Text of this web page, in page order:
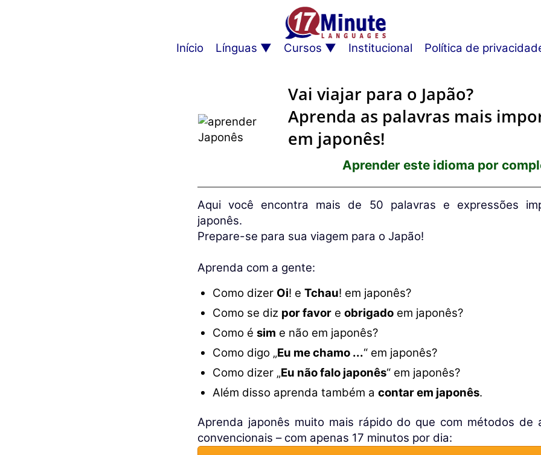
Início Línguas Cursos Institucional Política de
Vai viajar para o Japão?
Aprenda as palavras mais
em japonês!
Aprender este idioma por
Aqui você encontra mais de 50 palavras e expressões
japonês.
Prepare-se para sua viagem para o Japão!
Aprenda com a gente:
Como dizer Oi! e Tchau! em japonês?
Como se diz por favor e obrigado em japonês?
Como é sim e não em japonês?
Como digo „Eu me chamo ...“ em japonês?
Como dizer „Eu não falo japonês“ em japonês?
Além disso aprenda também a contar em japonês.
Aprenda japonês muito mais rápido do que com métodos de
convencionais – com apenas 17 minutos por dia: